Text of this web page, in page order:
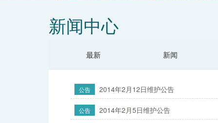
新闻中心
最新 新闻
公告 2014年2月12日维护公告
公告 2014年2月5日维护公告